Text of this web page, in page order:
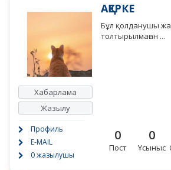
Хабарлама
Жазылу
Профиль
E-MAIL
0 жазылушы
АҚЕРКЕ
Бұл қолданушы
толтырылмаған ...
0
Пост
0
Ұсыныс